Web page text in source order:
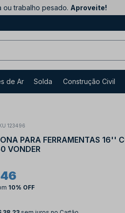
ou trabalho pesado. Aproveite!
de Ar Solda Construção Civil
123496
PARA FERRAMENTAS 16''
VONDER
10% OFF